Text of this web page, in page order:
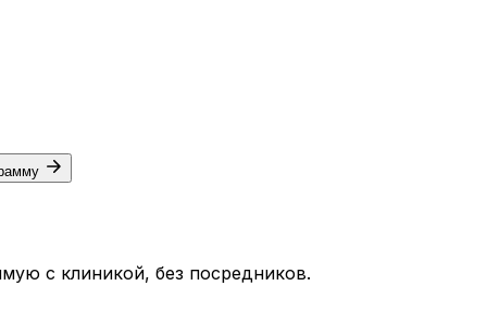
с клиникой, без посредников.